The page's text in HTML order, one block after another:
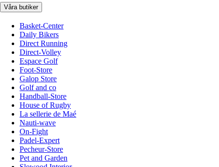
Våra butiker
Basket-Center
Daily Bikers
Direct Running
Direct-Volley
Espace Golf
Foot-Store
Galop Store
Golf and co
Handball-Store
House of Rugby
La sellerie de Maé
Nauti-wave
On-Fight
Padel-Expert
Pecheur-Store
Pet and Garden